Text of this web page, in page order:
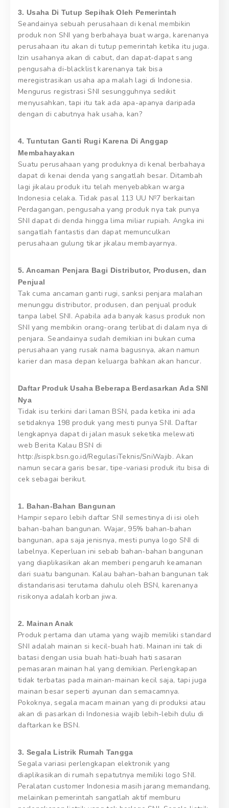
3. Usaha Di Tutup Sepihak Oleh Pemerintah
Seandainya sebuah perusahaan di kenal membikin
produk non SNI yang berbahaya buat warga, karenanya
perusahaan itu akan di tutup pemerintah ketika itu juga.
Izin usahanya akan di cabut, dan dapat-dapat sang
pengusaha di-blacklist karenanya tak bisa
meregistrasikan usaha apa malah lagi di Indonesia.
Mengurus registrasi SNI sesungguhnya sedikit
menyusahkan, tapi itu tak ada apa-apanya daripada
dengan di cabutnya hak usaha, kan?
4. Tuntutan Ganti Rugi Karena Di Anggap
Membahayakan
Suatu perusahaan yang produknya di kenal berbahaya
dapat di kenai denda yang sangatlah besar. Ditambah
lagi jikalau produk itu telah menyebabkan warga
Indonesia celaka. Tidak pasal 113 UU №7 berkaitan
Perdagangan, pengusaha yang produk nya tak punya
SNI dapat di denda hingga lima miliar rupiah. Angka ini
sangatlah fantastis dan dapat memunculkan
perusahaan gulung tikar jikalau membayarnya.
5. Ancaman Penjara Bagi Distributor, Produsen, dan
Penjual
Tak cuma ancaman ganti rugi, sanksi penjara malahan
menunggu distributor, produsen, dan penjual produk
tanpa label SNI. Apabila ada banyak kasus produk non
SNI yang membikin orang-orang terlibat di dalam nya di
penjara. Seandainya sudah demikian ini bukan cuma
perusahaan yang rusak nama bagusnya, akan namun
karier dan masa depan keluarga bahkan akan hancur.
Daftar Produk Usaha Beberapa Berdasarkan Ada SNI
Nya
Tidak isu terkini dari laman BSN, pada ketika ini ada
setidaknya 198 produk yang mesti punya SNI. Daftar
lengkapnya dapat di jalan masuk seketika melewati
web Berita Kalau BSN di
http://sispk.bsn.go.id/RegulasiTeknis/SniWajib. Akan
namun secara garis besar, tipe-variasi produk itu bisa di
cek sebagai berikut.
1. Bahan-Bahan Bangunan
Hampir separo lebih daftar SNI semestinya di isi oleh
bahan-bahan bangunan. Wajar, 95% bahan-bahan
bangunan, apa saja jenisnya, mesti punya logo SNI di
labelnya. Keperluan ini sebab bahan-bahan bangunan
yang diaplikasikan akan memberi pengaruh keamanan
dari suatu bangunan. Kalau bahan-bahan bangunan tak
distandarisasi terutama dahulu oleh BSN, karenanya
risikonya adalah korban jiwa.
2. Mainan Anak
Produk pertama dan utama yang wajib memiliki standard
SNI adalah mainan si kecil-buah hati. Mainan ini tak di
batasi dengan usia buah hati-buah hati sasaran
pemasaran mainan hal yang demikian. Perlengkapan
tidak terbatas pada mainan-mainan kecil saja, tapi juga
mainan besar seperti ayunan dan semacamnya.
Pokoknya, segala macam mainan yang di produksi atau
akan di pasarkan di Indonesia wajib lebih-lebih dulu di
daftarkan ke BSN.
3. Segala Listrik Rumah Tangga
Segala variasi perlengkapan elektronik yang
diaplikasikan di rumah sepatutnya memiliki logo SNI.
Peralatan customer Indonesia masih jarang memandang,
melainkan pemerintah sangatlah aktif memburu